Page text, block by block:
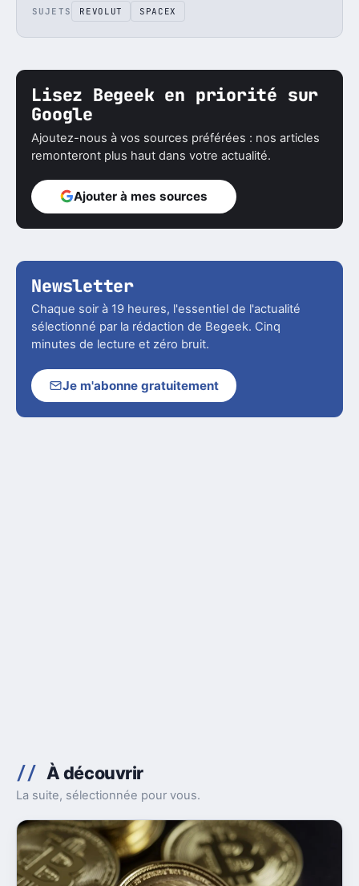
SUJETS REVOLUT SPACEX
Lisez Begeek en priorité sur
Google
Ajoutez-nous à vos sources préférées : nos articles
remonteront plus haut dans votre actualité.
Ajouter à mes sources
Newsletter
Chaque soir à 19 heures, l'essentiel de l'actualité
sélectionné par la rédaction de Begeek. Cinq
minutes de lecture et zéro bruit.
Je m'abonne gratuitement
À découvrir
La suite, sélectionnée pour vous.